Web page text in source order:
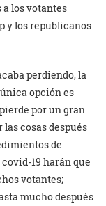
los votantes
y los republicanos
perdiendo, la
opción es
por un gran
cosas después
de
19 harán que
votantes;
mucho después